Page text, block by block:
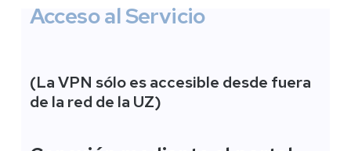
Acceso al Servicio
(La VPN sólo es accesible desde fuera
de la red de la UZ)